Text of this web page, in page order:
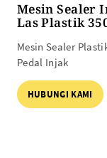
Mesin Sealer
Las Plastik
Mesin Sealer
Pedal Injak
HUBUNGI KAMI